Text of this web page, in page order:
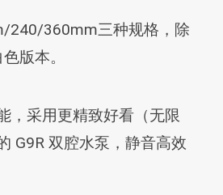
240/360mm三种规格，除
版本。
，采用更精致好看（无限
G9R 双腔水泵，静音高效